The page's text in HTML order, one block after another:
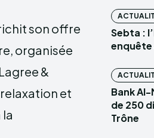
son offre
organisée
&
et
Sebta :
enquête
Bank
de 250
Trône